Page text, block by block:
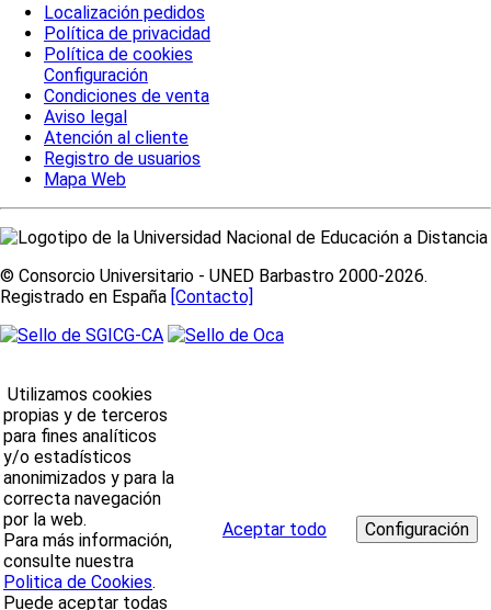
Localización pedidos
Política de privacidad
Política de cookies
Configuración
Condiciones de venta
Aviso legal
Atención al cliente
Registro de usuarios
Mapa Web
© Consorcio Universitario - UNED Barbastro 2000-2026.
Registrado en España [Contacto]
Utilizamos cookies
propias y de terceros
para fines analíticos
y/o estadísticos
anonimizados y para la
correcta navegación
por la web.
Para más información,
consulte nuestra
Politica de Cookies.
Puede aceptar todas
Aceptar todo